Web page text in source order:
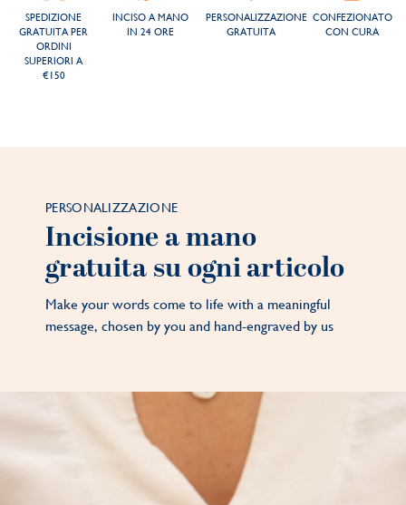
SPEDIZIONE
GRATUITA PER
ORDINI
SUPERIORI A
€150
INCISO A MANO
IN 24 ORE
PERSONALIZZAZIONE
GRATUITA
CONFEZIONATO
CON CURA
PERSONALIZZAZIONE
Incisione a mano
gratuita su ogni articolo
Make your words come to life with a meaningful
message, chosen by you and hand-engraved by us